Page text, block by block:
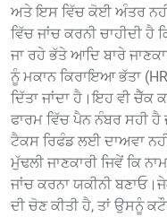
ਅਤੇ ਇਸ ਵਿੱਚ ਕੋਈ ਅੰਤਰ ਨਹੀਂ
ਵਿੱਚ ਜਾਂਚ ਕਰਨੀ ਚਾਹੀਦੀ
ਜਾ ਰਹੇ ਭੱਤੇ ਆਦਿ ਬਾਰੇ
ਨੂੰ ਮਕਾਨ ਕਿਰਾਇਆ ਭੱਤਾ
ਦਿੱਤਾ ਜਾਂਦਾ ਹੈ।ਇਹ ਵੀ ਚੈੱਕ
ਫਾਰਮ ਵਿੱਚ ਪੈਨ ਨੰਬਰ ਸਹੀ
ਟੈਕਸ ਰਿਫੰਡ ਲਈ ਦਾਅਵਾ
ਮੁੱਢਲੀ ਜਾਣਕਾਰੀ ਜਿਵੇਂ ਕਿ
ਜਾਂਚ ਕਰਨਾ ਯਕੀਨੀ
ਦੀ ਚੋਣ ਕੀਤੀ ਹੈ, ਤਾਂ ਉਸਨੂੰ